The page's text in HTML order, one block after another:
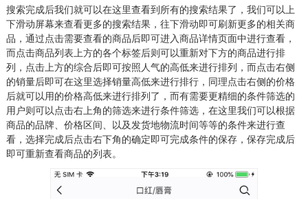
搜索完成后我们就可以在这里查看到所有的搜索结果了，我们可以上
下滑动屏幕来查看更多的搜索结果，往下滑动即可刷新更多的相关商
品，通过点击需要查看的商品后即可进入商品详情页面中进行查看，
而点击商品列表上方的各个标签后则可以重新对下方的商品进行排
列，点击上方的综合后即可按照人气的高低来进行排列，而点击右侧
的销量后即可在这里选择销量高低来进行排行，同理点击右侧的价格
后就可以用的价格高低来进行排列了，而有需要更精细的条件筛选的
用户则可以点击右上角的筛选来进行条件筛选，在这里我们可以根据
商品的品牌、价格区间、以及发货地物流时间等等的条件来进行查
看，选择完成后点击右下角的确定即可完成条件的保存，保存完成后
即可重新查看商品的列表。